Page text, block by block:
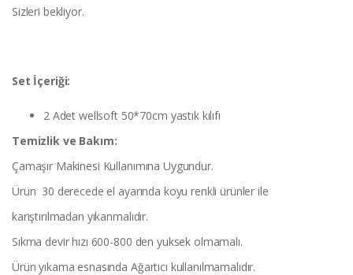
Sizleri bekliyor.
Set İçeriği:
2 Adet wellsoft 50*70cm yastık kılıfı
Temizlik ve Bakım:
Çamaşır Makinesi Kullanımına Uygundur.
Ürün 30 derecede el ayarında koyu renkli ürünler ile
karıştırılmadan yıkanmalıdır.
Sıkma devir hızı 600-800 den yuksek olmamalı.
Ürün yıkama esnasında Ağartıcı kullanılmamalıdır.